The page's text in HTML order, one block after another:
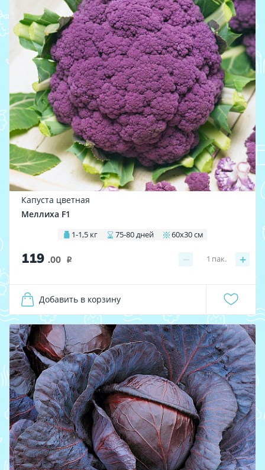
Капуста цветная
Меллиха F1
1-1,5 кг 75-80 дней 60х30 см
119 .00 i − +
1 пак.
Добавить в корзину